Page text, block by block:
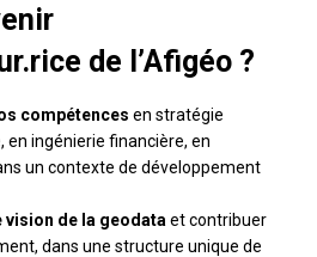
de l’Afigéo ?
compétences en stratégie
en ingénierie financière, en
un contexte de développement
de la geodata et contribuer
dans une structure unique de